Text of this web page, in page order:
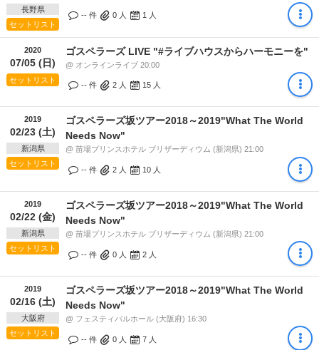
長野県
セットリスト
-- 件 0 人 1 人
2020
07/05 (日)
セットリスト
ゴスペラーズ LIVE "#ライブハウスからハーモニーを"
@ オンラインライブ 20:00
-- 件 2 人 15 人
2019
02/23 (土)
新潟県
セットリスト
ゴスペラーズ坂ツアー2018～2019"What The World
Needs Now"
@ 苗場プリンスホテル ブリザーディウム (新潟県) 21:00
-- 件 2 人 10 人
2019
02/22 (金)
新潟県
セットリスト
ゴスペラーズ坂ツアー2018～2019"What The World
Needs Now"
@ 苗場プリンスホテル ブリザーディウム (新潟県) 21:00
-- 件 0 人 2 人
2019
02/16 (土)
大阪府
セットリスト
ゴスペラーズ坂ツアー2018～2019"What The World
Needs Now"
@ フェスティバルホール (大阪府) 16:30
-- 件 0 人 7 人